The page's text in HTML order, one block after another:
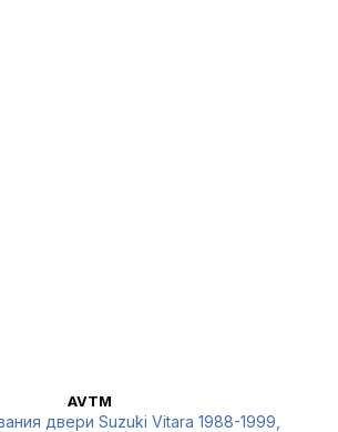
AVTM
двери Suzuki Vitara 1988-1999,